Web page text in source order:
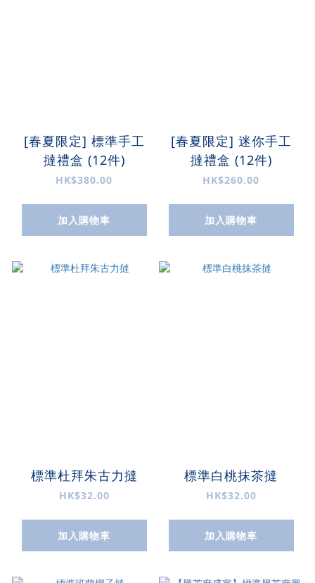
[春夏限定] 標準手工
撻禮盒 (12件)
HK$380.00
加入購物車
[春夏限定] 迷你手工
撻禮盒 (12件)
HK$260.00
加入購物車
標準杜拜朱古力撻
HK$32.00
加入購物車
標準白桃抹茶撻
HK$32.00
加入購物車